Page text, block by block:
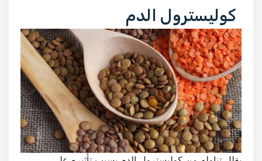
كوليسترول الدم